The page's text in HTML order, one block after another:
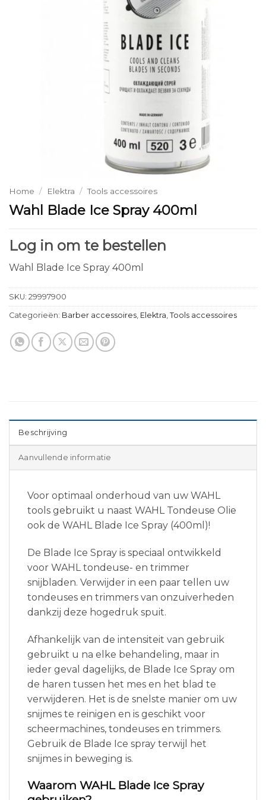
Home / Elektra / Tools accessoires
Wahl Blade Ice Spray 400ml
Log in om te bestellen
Wahl Blade Ice Spray 400ml
SKU: 29997900
Categorieën: Barber accessoires Elektra Tools accessoires
Beschrijving
Aanvullende informatie
Voor optimaal onderhoud van uw WAHL
tools gebruikt u naast WAHL Tondeuse Olie
ook de WAHL Blade Ice Spray (400ml)!
De Blade Ice Spray is speciaal ontwikkeld
voor WAHL tondeuse- en trimmer
snijbladen. Verwijder in een paar tellen uw
tondeuses en trimmers van onzuiverheden
dankzij deze hogedruk spuit.
Afhankelijk van de intensiteit van gebruik
gebruikt u na elke behandeling, maar in
ieder geval dagelijks, de Blade Ice Spray om
de haren tussen het mes en het blad te
verwijderen. Het is de snelste manier om uw
snijmes te reinigen en is geschikt voor
scheermachines, tondeuses en trimmers.
Gebruik de Blade Ice spray terwijl het
snijmes in beweging is.
Waarom WAHL Blade Ice Spray